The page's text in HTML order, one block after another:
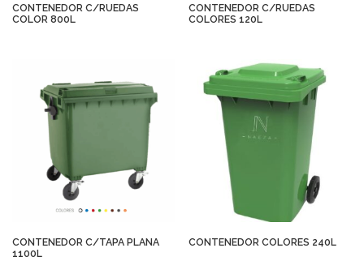
CONTENEDOR C/RUEDAS
COLOR 800L
CONTENEDOR C/RUEDAS
COLORES 120L
CONTENEDOR C/TAPA PLANA
1100L
CONTENEDOR COLORES 240L